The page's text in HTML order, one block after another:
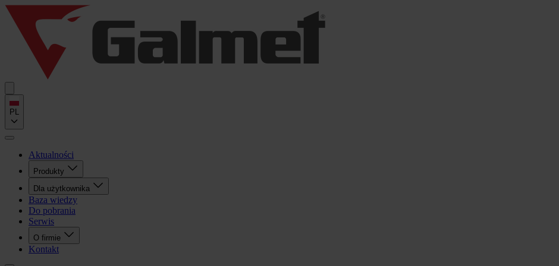
PL
Aktualności
Produkty
Dla użytkownika
Baza wiedzy
Do pobrania
Serwis
O firmie
Kontakt